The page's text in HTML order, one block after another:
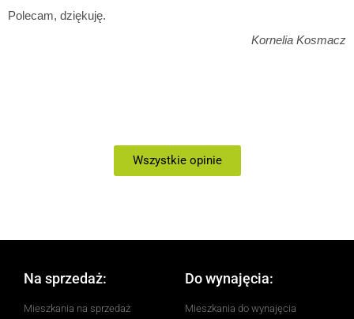
Polecam, dziękuję.
Kornelia Kosmacz
Wszystkie opinie
Na sprzedaż:
Mieszkania na sprzedaż
Do wynajęcia:
Mieszkania do wynajęcia